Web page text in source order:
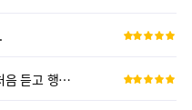
셀린 선생님의 베이직 LC 인강 어제 처음 듣고 행복을 맞았습니다.